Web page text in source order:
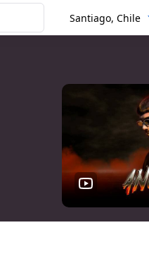
Santiago, Chile